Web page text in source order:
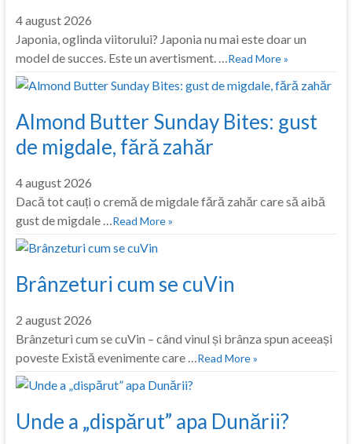
4 august 2026
Japonia, oglinda viitorului? Japonia nu mai este doar un
model de succes. Este un avertisment. …
Read More »
Almond Butter Sunday Bites: gust
de migdale, fără zahăr
4 august 2026
Dacă tot cauți o cremă de migdale fără zahăr care să aibă
gust de migdale …
Read More »
Brânzeturi cum se cuVin
2 august 2026
Brânzeturi cum se cuVin – când vinul și brânza spun aceeași
poveste Există evenimente care …
Read More »
Unde a „dispărut” apa Dunării?